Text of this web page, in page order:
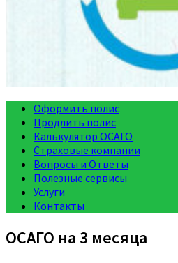
Оформить полис
Продлить полис
Калькулятор ОСАГО
Страховые компании
Вопросы и Ответы
Полезные сервисы
Услуги
Контакты
ОСАГО на 3 месяца